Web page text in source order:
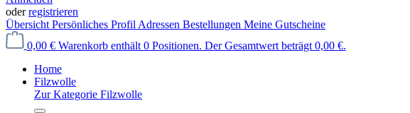
oderregistrieren
Übersicht Persönliches Profil Adressen Bestellungen Meine Gutscheine
0,00 € Warenkorb enthält 0 Positionen. Der Gesamtwert beträgt 0,00 €.
Home
Filzwolle
Zur Kategorie Filzwolle